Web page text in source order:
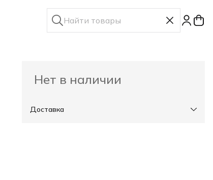
Нет в наличии
Доставка